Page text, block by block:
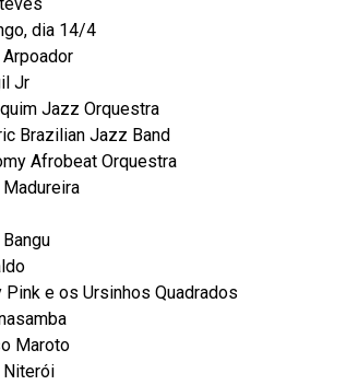
dia 14/4
Jr
Jazz Orquestra
Brazilian Jazz Band
Afrobeat Orquestra
Pink e os Ursinhos Quadrados
Maroto
Niterói